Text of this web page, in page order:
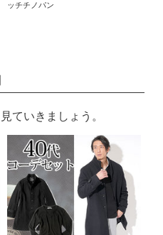
ッチチノパン
ていきましょう。